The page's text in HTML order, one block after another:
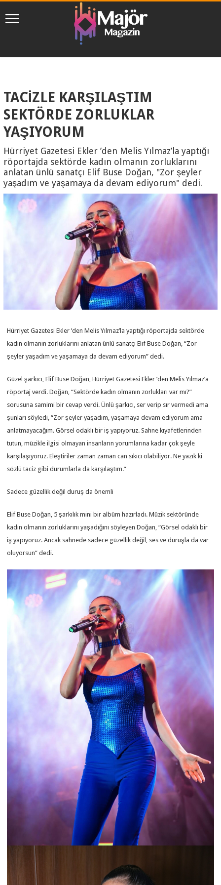
TACİZLE KARŞILAŞTIM
SEKTÖRDE ZORLUKLAR
YAŞIYORUM
Hürriyet Gazetesi Ekler ’den Melis Yılmaz’la yaptığı
röportajda sektörde kadın olmanın zorluklarını
anlatan ünlü sanatçı Elif Buse Doğan, "Zor şeyler
yaşadım ve yaşamaya da devam ediyorum" dedi.
Hürriyet Gazetesi Ekler ’den Melis Yılmaz’la yaptığı röportajda sektörde
kadın olmanın zorluklarını anlatan ünlü sanatçı Elif Buse Doğan, “Zor
şeyler yaşadım ve yaşamaya da devam ediyorum” dedi.
Güzel şarkıcı, Elif Buse Doğan, Hürriyet Gazetesi Ekler ’den Melis Yılmaz’a
röportaj verdi. Doğan, “Sektörde kadın olmanın zorlukları var mı?”
sorusuna samimi bir cevap verdi. Ünlü şarkıcı, ser verip sır vermedi ama
şunları söyledi, “Zor şeyler yaşadım, yaşamaya devam ediyorum ama
anlatmayacağım. Görsel odaklı bir iş yapıyoruz. Sahne kıyafetlerinden
tutun, müzikle ilgisi olmayan insanların yorumlarına kadar çok şeyle
karşılaşıyoruz. Eleştiriler zaman zaman can sıkıcı olabiliyor. Ne yazık ki
sözlü taciz gibi durumlarla da karşılaştım.”
Sadece güzellik değil duruş da önemli
Elif Buse Doğan, 5 şarkılık mini bir albüm hazırladı. Müzik sektöründe
kadın olmanın zorluklarını yaşadığını söyleyen Doğan, “Görsel odaklı bir
iş yapıyoruz. Ancak sahnede sadece güzellik değil, ses ve duruşla da var
oluyorsun” dedi.